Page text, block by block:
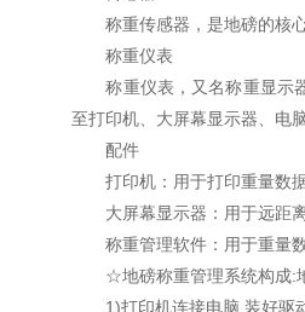
称重传感器，是地磅的核心
称重仪表
称重仪表，又名称重显示器
至打印机、大屏幕显示器、电
配件
打印机：用于打印重量数
大屏幕显示器：用于远距离
称重管理软件：用于重量数
☆地磅称重管理系统构成:地
1)打印机连接电脑,装好驱动